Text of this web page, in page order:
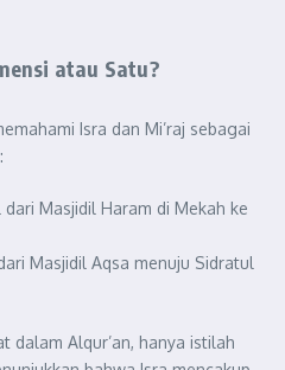
atau Satu?
Isra dan Mi’raj sebagai
Masjidil Haram di Mekah ke
Masjidil Aqsa menuju Sidratul
dalam Alqur’an, hanya istilah